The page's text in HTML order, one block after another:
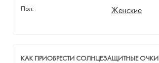
Пол: Женские
КАК ПРИОБРЕСТИ СОЛНЦЕЗАЩИТНЫЕ ОЧКИ